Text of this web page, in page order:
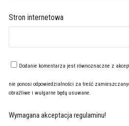
Stron internetowa
Dodanie komentarza jest równoznaczne z
nie ponosi odpowiedzialności za treść
obraźliwe i wulgarne będą usuwane.
Wymagana akceptacja regulaminu!